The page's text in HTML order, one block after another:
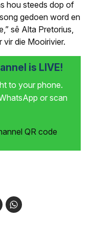
hou steeds dop of
gedoen word en
sê Alta Pretorius,
vir die Mooirivier.
is LIVE!
to your phone.
or scan